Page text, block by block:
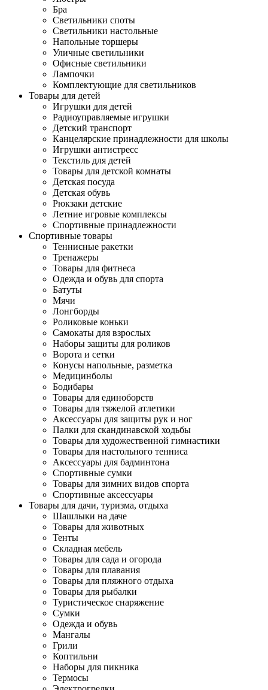
Бра
Светильники споты
Светильники настольные
Напольные торшеры
Уличные светильники
Офисные светильники
Лампочки
Комплектующие для светильников
Товары для детей
Игрушки для детей
Радиоуправляемые игрушки
Детский транспорт
Канцелярские принадлежности для школы
Игрушки антистресс
Текстиль для детей
Товары для детской комнаты
Детская посуда
Детская обувь
Рюкзаки детские
Летние игровые комплексы
Спортивные принадлежности
Спортивные товары
Теннисные ракетки
Тренажеры
Товары для фитнеса
Одежда и обувь для спорта
Батуты
Мячи
Лонгборды
Роликовые коньки
Самокаты для взрослых
Наборы защиты для роликов
Ворота и сетки
Конусы напольные, разметка
Медицинболы
Бодибары
Товары для единоборств
Товары для тяжелой атлетики
Аксессуары для защиты рук и ног
Палки для скандинавской ходьбы
Товары для художественной гимнастики
Товары для настольного тенниса
Аксессуары для бадминтона
Спортивные сумки
Товары для зимних видов спорта
Спортивные аксессуары
Товары для дачи, туризма, отдыха
Шашлыки на даче
Товары для животных
Тенты
Складная мебель
Товары для сада и огорода
Товары для плавания
Товары для пляжного отдыха
Товары для рыбалки
Туристическое снаряжение
Сумки
Одежда и обувь
Мангалы
Грили
Коптильни
Наборы для пикника
Термосы